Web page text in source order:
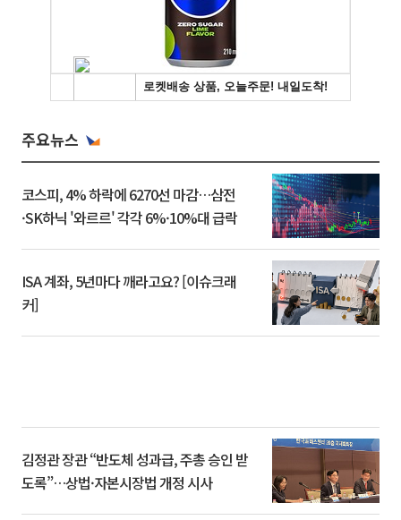
주요뉴스
코스피, 4% 하락에 6270선 마감…삼전
·SK하닉 '와르르' 각각 6%·10%대 급락
ISA 계좌, 5년마다 깨라고요? [이슈크래
커]
김정관 장관 “반도체 성과급, 주총 승인 받
도록”…상법·자본시장법 개정 시사